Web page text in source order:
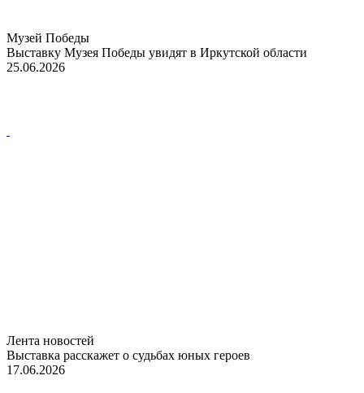
Музей Победы
Выставку Музея Победы увидят в Иркутской области
25.06.2026
Лента новостей
Выставка расскажет о судьбах юных героев
17.06.2026